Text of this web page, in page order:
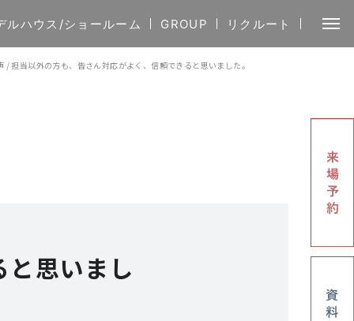
ルハウス/ショールーム GROUP リクルート
/担当以外の方も、皆さん対応がよく、信頼できると思いました。
思いまし